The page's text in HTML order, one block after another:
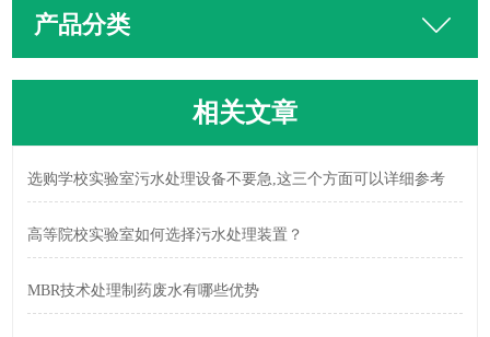
产品分类
相关文章
选购学校实验室污水处理设备不要急,这三个方面可以详细参考
高等院校实验室如何选择污水处理装置？
MBR技术处理制药废水有哪些优势